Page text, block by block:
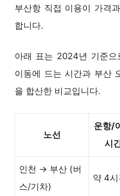
부산항 직접 이용이 가격
합니다.
아래 표는 2024년 기준으
이동에 드는 시간과 부산
을 합산한 비교입니다.
노선
운항/
시
인천 → 부산 (버
스/기차)
약 4